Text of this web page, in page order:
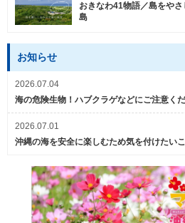
おきなわ41物語／島をや
島
お知らせ
2026.07.04
海の危険生物！ハブクラゲなどにご注意くだ
2026.07.01
沖縄の海を安全に楽しむため気を付けたい